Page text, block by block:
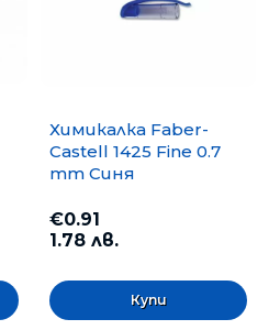
Химикалка Faber-
Castell 1425 Fine 0.7
mm Синя
€0.91
1.78 лв.